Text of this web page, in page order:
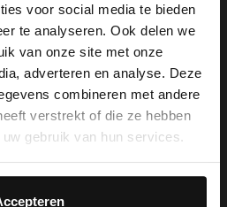
voor social media te bieden
te analyseren. Ook delen we
van onze site met onze
adverteren en analyse. Deze
combineren met andere
verstrekt of die ze hebben
gebruik van hun services.
Manfield
3-Pack goudkleurige bloemen buttons
×
in English?
isn't Dutch. Would